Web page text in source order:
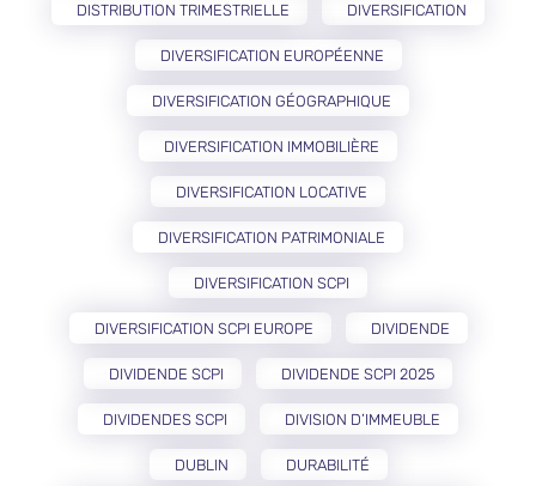
DISTRIBUTION TRIMESTRIELLE DIVERSIFICATION
DIVERSIFICATION EUROPÉENNE
DIVERSIFICATION GÉOGRAPHIQUE
DIVERSIFICATION IMMOBILIÈRE
DIVERSIFICATION LOCATIVE
DIVERSIFICATION PATRIMONIALE
DIVERSIFICATION SCPI
DIVERSIFICATION SCPI EUROPE DIVIDENDE
DIVIDENDE SCPI DIVIDENDE SCPI 2025
DIVIDENDES SCPI DIVISION D’IMMEUBLE
DUBLIN DURABILITÉ